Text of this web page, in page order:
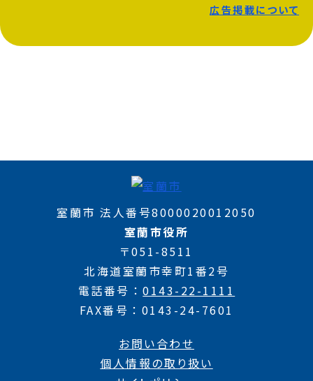
広告掲載について
室蘭市 法人番号8000020012050
室蘭市役所
〒051-8511
北海道室蘭市幸町1番2号
電話番号
0143-22-1111
FAX番号
0143-24-7601
お問い合わせ
個人情報の取り扱い